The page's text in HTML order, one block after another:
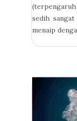
(terpengaruh
sedih
menaip